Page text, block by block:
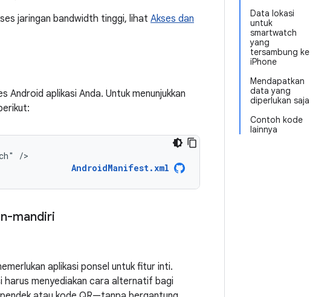
Data lokasi
untuk
smartwatch
yang
tersambung ke
iPhone
Mendapatkan
data yang
diperlukan saja
Contoh kode
lainnya
jaringan bandwidth tinggi, lihat Akses dan
Android aplikasi Anda. Untuk menunjukkan
/>
AndroidManifest.xml
mandiri
aplikasi ponsel untuk fitur inti.
harus menyediakan cara alternatif bagi